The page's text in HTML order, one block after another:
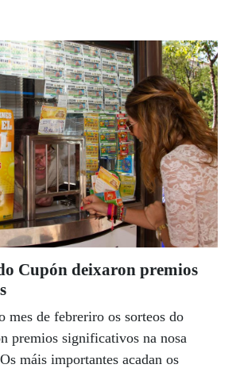
O delegado territorial da ONCE,
Pan e o presidente do Consello
Fernández Lamigueiro foron os
da política galega, que estivo
concelleira coruñesa, Avia Veira e
do partido na cidade herculina,
Cupón deixaron premios
mes de febreriro os sorteos do
premios significativos na nosa
máis importantes acadan os